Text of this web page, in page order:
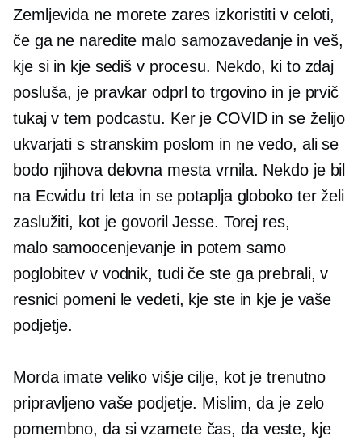
Zemljevida ne morete zares izkoristiti v celoti,
če ga ne naredite malo samozavedanjein veš,
kje si in kje sediš v procesu. Nekdo, ki to zdaj
posluša, je pravkar odprl to trgovino in je prvič
tukaj v tem podcastu. Ker je COVID in se želijo
ukvarjati s stranskim poslom in ne vedo, ali se
bodo njihova delovna mesta vrnila. Nekdo je bil
na Ecwidu tri leta in se potaplja globoko ter želi
zaslužiti, kot je govoril Jesse. Torej res,
malo samoocenjevanje in potem samo
poglobitev v vodnik, tudi če ste ga prebrali, v
resnici pomeni le vedeti, kje ste in kje je vaše
podjetje.
Morda imate veliko višje cilje, kot je trenutno
pripravljeno vaše podjetje. Mislim, da je zelo
pomembno, da si vzamete čas, da veste, kje